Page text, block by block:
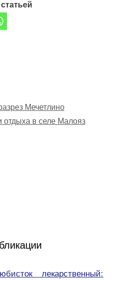
Мечетлино
отдыха в селе Малояз
лекарственный: